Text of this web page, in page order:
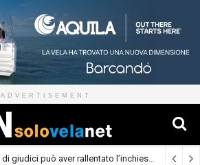
ADVERTISEMENT
Bayesian, la carenza di giudici può aver rallentato l’inchiesta (Cronaca)